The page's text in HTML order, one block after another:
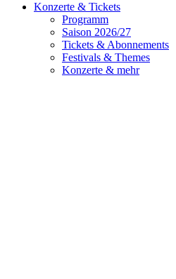
Konzerte & Tickets
Programm
Saison 2026/27
Tickets & Abonnements
Festivals & Themes
Konzerte & mehr